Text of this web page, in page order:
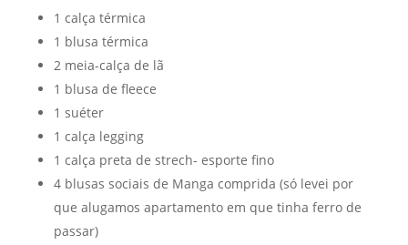
1 calça térmica
1 blusa térmica
2 meia-calça de lã
1 blusa de fleece
1 suéter
1 calça legging
1 calça preta de strech- esporte fino
4 blusas sociais de Manga comprida (só levei por
que alugamos apartamento em que tinha ferro de
passar)